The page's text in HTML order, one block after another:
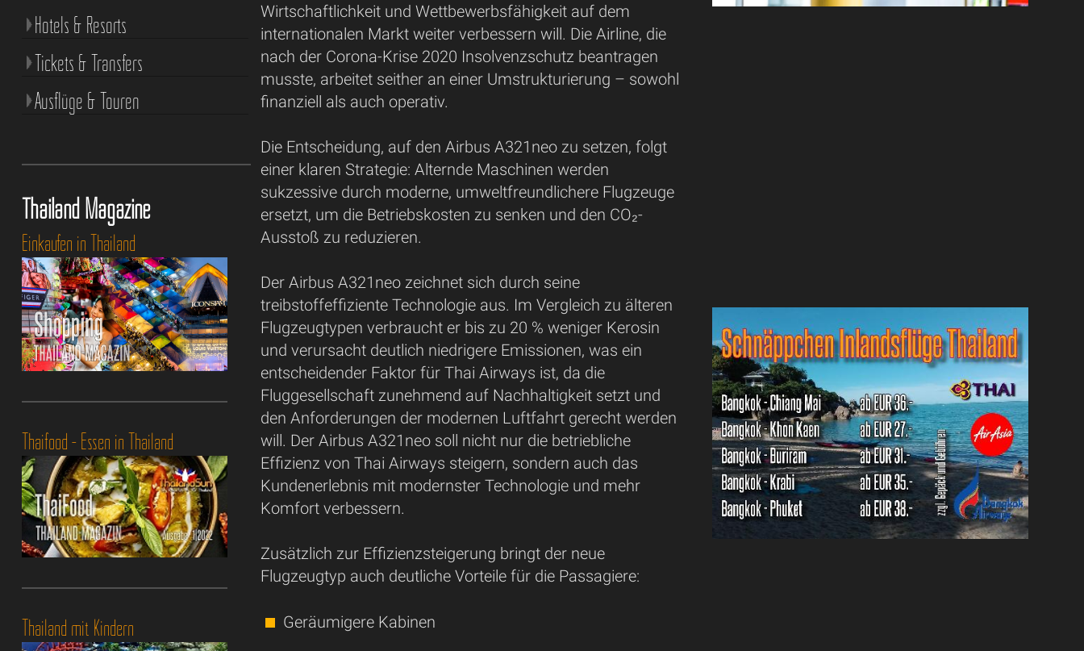
Wirtschaftlichkeit und Wettbewerbsfähigkeit auf dem
internationalen Markt weiter verbessern will. Die Airline, die
nach der Corona-Krise 2020 Insolvenzschutz beantragen
musste, arbeitet seither an einer Umstrukturierung – sowohl
finanziell als auch operativ.
Die Entscheidung, auf den Airbus A321neo zu setzen, folgt
einer klaren Strategie: Alternde Maschinen werden
sukzessive durch moderne, umweltfreundlichere Flugzeuge
ersetzt, um die Betriebskosten zu senken und den CO₂-
Ausstoß zu reduzieren.
Der Airbus A321neo zeichnet sich durch seine
treibstoffeffiziente Technologie aus. Im Vergleich zu älteren
Flugzeugtypen verbraucht er bis zu 20 % weniger Kerosin
und verursacht deutlich niedrigere Emissionen, was ein
entscheidender Faktor für Thai Airways ist, da die
Fluggesellschaft zunehmend auf Nachhaltigkeit setzt und
den Anforderungen der modernen Luftfahrt gerecht werden
will. Der Airbus A321neo soll nicht nur die betriebliche
Effizienz von Thai Airways steigern, sondern auch das
Kundenerlebnis mit modernster Technologie und mehr
Komfort verbessern.
Zusätzlich zur Effizienzsteigerung bringt der neue
Flugzeugtyp auch deutliche Vorteile für die Passagiere:
Geräumigere Kabinen
Hotels & Resorts
Tickets & Transfers
Ausflüge & Touren
Thailand Magazine
Einkaufen in Thailand
Thaifood - Essen in Thailand
Thailand mit Kindern